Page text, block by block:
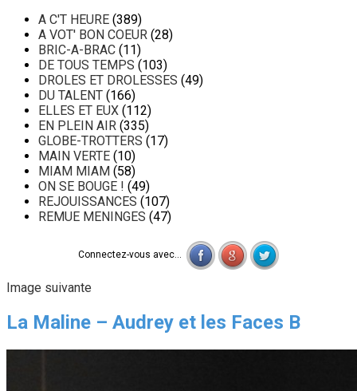
A C'T HEURE (389)
A VOT' BON COEUR (28)
BRIC-A-BRAC (11)
DE TOUS TEMPS (103)
DROLES ET DROLESSES (49)
DU TALENT (166)
ELLES ET EUX (112)
EN PLEIN AIR (335)
GLOBE-TROTTERS (17)
MAIN VERTE (10)
MIAM MIAM (58)
ON SE BOUGE ! (49)
REJOUISSANCES (107)
REMUE MENINGES (47)
Connectez-vous avec...
Image suivante
La Maline – Audrey et les Faces B